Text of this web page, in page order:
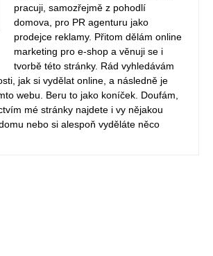
pracuji, samozřejmě z pohodlí
domova, pro PR agenturu jako
prodejce reklamy. Přitom dělám online
marketing pro e-shop a věnuji se i
tvorbě této stránky. Rád vyhledávám
jak si vydělat online, a následně je
webu. Beru to jako koníček. Doufám,
mé stránky najdete i vy nějakou
nebo si alespoň vyděláte něco